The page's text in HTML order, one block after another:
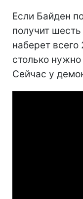
Если Байден
получит
наберет
столько
Сейчас у